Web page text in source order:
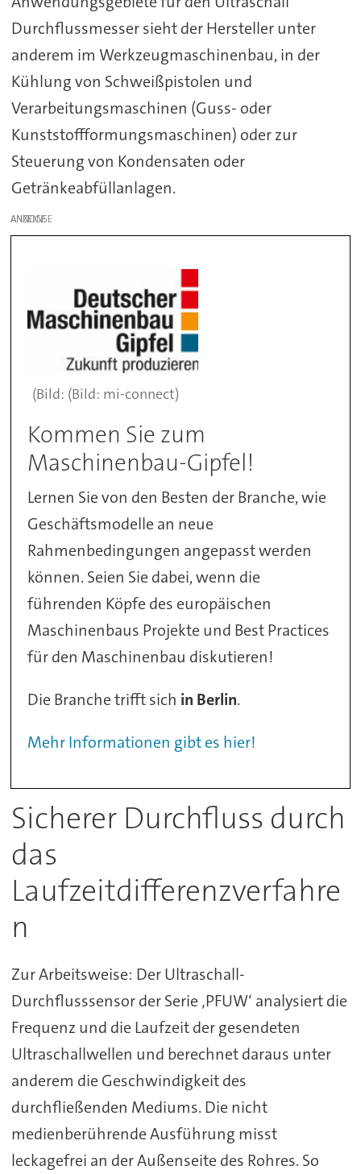
Durchflussmesser sieht der Hersteller unter
anderem im Werkzeugmaschinenbau, in der
Kühlung von Schweißpistolen und
Verarbeitungsmaschinen (Guss- oder
Kunststoffformungsmaschinen) oder zur
Steuerung von Kondensaten oder
Getränkeabfüllanlagen.
ANZEIGE
(Bild: mi-connect)
Kommen Sie zum
Maschinenbau-Gipfel!
Lernen Sie von den Besten der Branche, wie
Geschäftsmodelle an neue
Rahmenbedingungen angepasst werden
können. Seien Sie dabei, wenn die
führenden Köpfe des europäischen
Maschinenbaus Projekte und Best Practices
für den Maschinenbau diskutieren!
Die Branche trifft sich in Berlin.
Mehr Informationen gibt es hier!
Sicherer Durchfluss durch
das
Laufzeitdifferenzverfahre
n
Zur Arbeitsweise: Der Ultraschall-
Durchflusssensor der Serie ‚PFUW‘ analysiert die
Frequenz und die Laufzeit der gesendeten
Ultraschallwellen und berechnet daraus unter
anderem die Geschwindigkeit des
durchfließenden Mediums. Die nicht
medienberührende Ausführung misst
leckagefrei an der Außenseite des Rohres. So